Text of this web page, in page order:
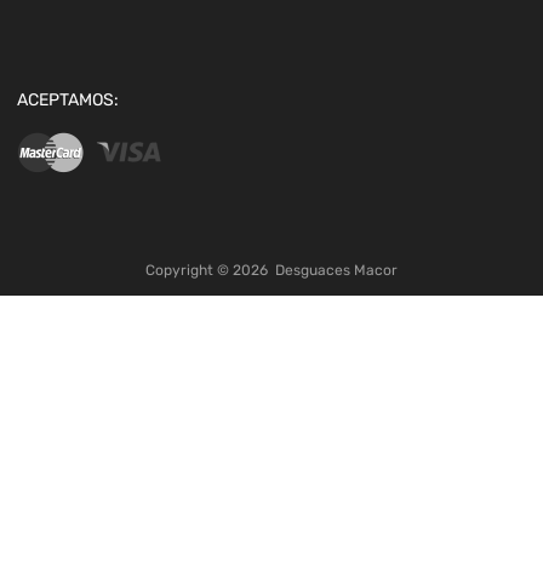
ACEPTAMOS:
Copyright © 2026 Desguaces Macor